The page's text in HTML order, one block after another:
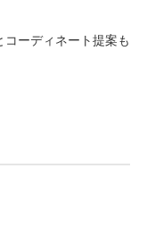
ーディネート提案も